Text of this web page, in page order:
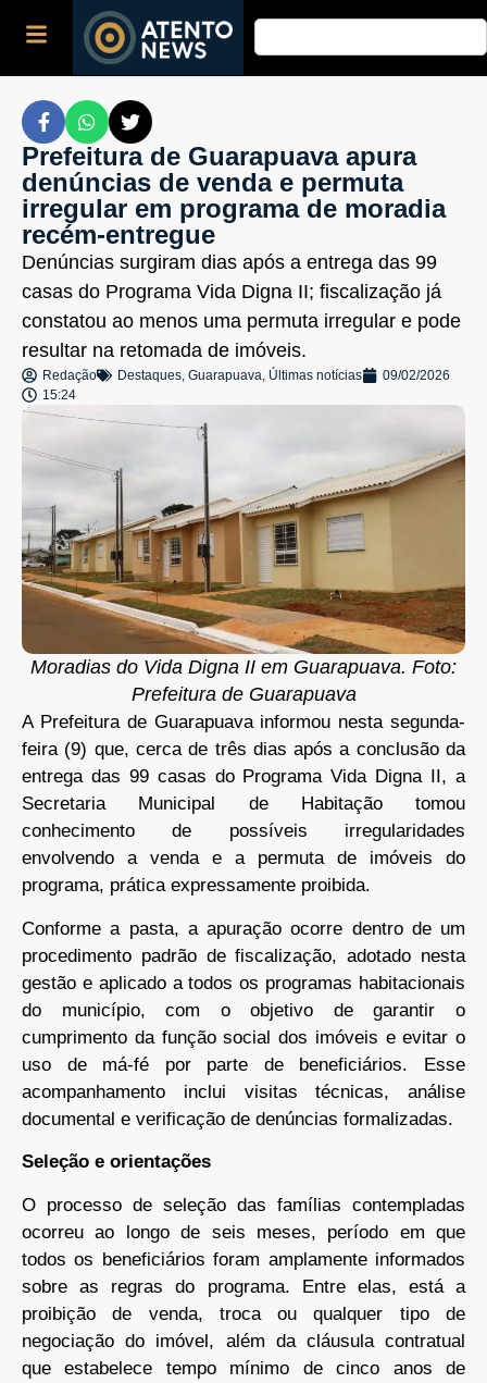
Prefeitura de Guarapuava apura
denúncias de venda e permuta
irregular em programa de moradia
recém-entregue
Denúncias surgiram dias após a entrega das 99
casas do Programa Vida Digna II; fiscalização já
constatou ao menos uma permuta irregular e pode
resultar na retomada de imóveis.
Redação Destaques, Guarapuava, Últimas notícias
09/02/2026
15:24
Moradias do Vida Digna II em Guarapuava. Foto:
Prefeitura de Guarapuava
A Prefeitura de Guarapuava informou nesta segunda-
feira (9) que, cerca de três dias após a conclusão da
entrega das 99 casas do Programa Vida Digna II, a
Secretaria Municipal de Habitação tomou
conhecimento de possíveis irregularidades
envolvendo a venda e a permuta de imóveis do
programa, prática expressamente proibida.
Conforme a pasta, a apuração ocorre dentro de um
procedimento padrão de fiscalização, adotado nesta
gestão e aplicado a todos os programas habitacionais
do município, com o objetivo de garantir o
cumprimento da função social dos imóveis e evitar o
uso de má-fé por parte de beneficiários. Esse
acompanhamento inclui visitas técnicas, análise
documental e verificação de denúncias formalizadas.
Seleção e orientações
O processo de seleção das famílias contempladas
ocorreu ao longo de seis meses, período em que
todos os beneficiários foram amplamente informados
sobre as regras do programa. Entre elas, está a
proibição de venda, troca ou qualquer tipo de
negociação do imóvel, além da cláusula contratual
que estabelece tempo mínimo de cinco anos de